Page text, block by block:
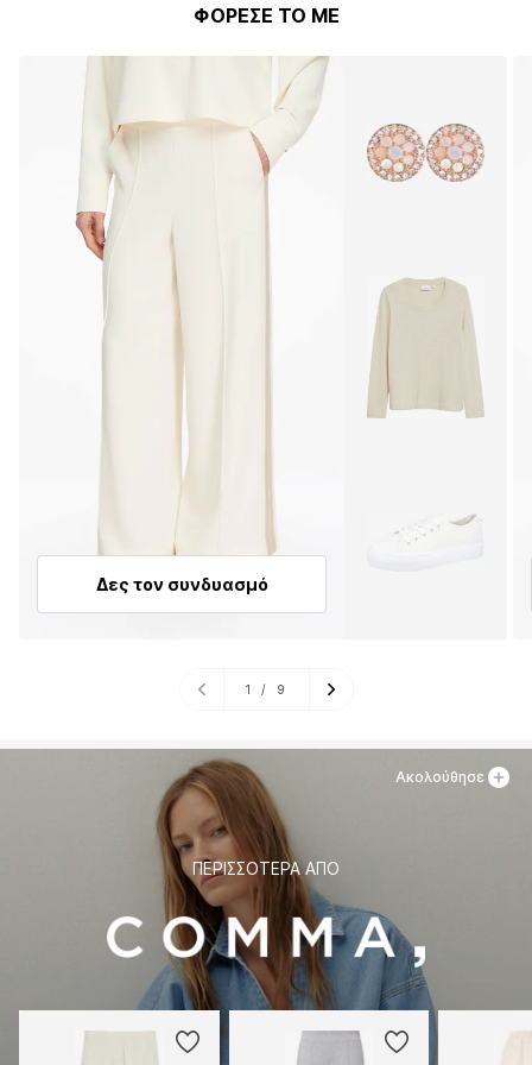
ΦΟΡΕΣΕ ΤΟ ΜΕ
Δες τον συνδυασμό
1 / 9
ΠΕΡΙΣΣΌΤΕΡΑ ΑΠΌ
Ακολούθησε